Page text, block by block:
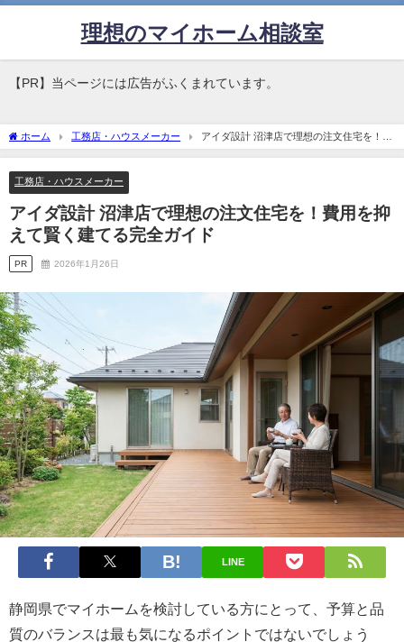
理想のマイホーム相談室
【PR】当ページには広告がふくまれています。
ホーム 工務店・ハウスメーカー
アイダ設計 沼津店で理想の注文住宅を！費
用を抑えて賢く建てる完全ガイド
工務店・ハウスメーカー
アイダ設計 沼津店で理想の注文住宅を！費用を抑
えて賢く建てる完全ガイド
PR 2026年1月26日
LINE
静岡県でマイホームを検討している方にとって、予算と品
質のバランスは最も気になるポイントではないでしょう